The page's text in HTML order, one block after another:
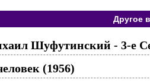
Другое
Шуфутинский - 3-е
(1956)